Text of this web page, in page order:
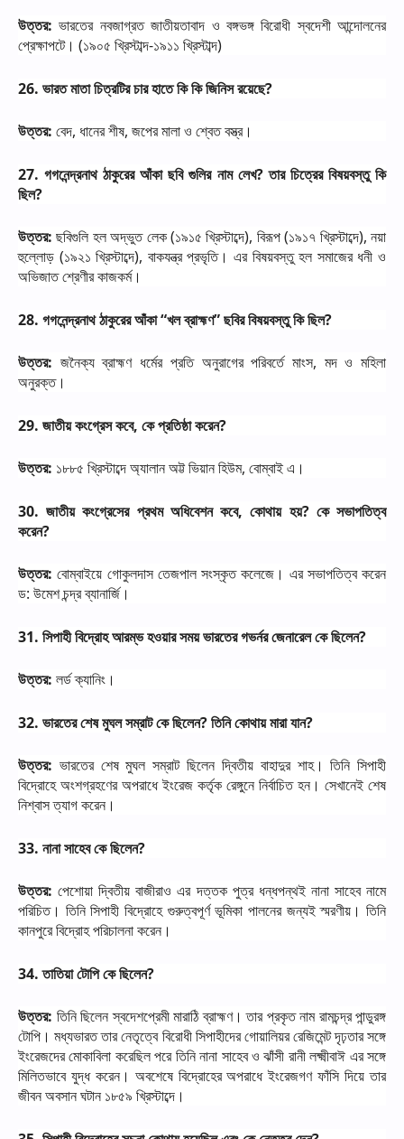
উত্তর: ভারতের নবজাগ্রত জাতীয়তাবাদ ও বঙ্গভঙ্গ বিরোধী স্বদেশী আন্দোলনের
প্রেক্ষাপটে। (১৯০৫ খ্রিস্টাব্দ-১৯১১ খ্রিস্টাব্দ)
26. ভারতমাতাচিত্রটিরচারহাতেকিকিজিনিসরয়েছে?
উত্তর: বেদ, ধানেরশীষ, জপেরমালাও শ্বেতবস্ত্র।
27.গগনেন্দ্রনাথ ঠাকুরের আঁকা ছবি গুলির নাম লেখ?তার চিত্রের বিষয়বস্তু কি
ছিল?
উত্তর: ছবিগুলি হল অদ্ভুত লেক(১৯১৫ খ্রিস্টাব্দে), বিরূপ(১৯১৭ খ্রিস্টাব্দে),নয়া
হুল্লোড় (১৯২১ খ্রিস্টাব্দে), বাকযন্ত্র প্রভৃতি। এর বিষয়বস্তু হল সমাজের ধনী ও
অভিজাতশ্রেণীরকাজকর্ম।
28. গগনেন্দ্রনাথঠাকুরেরআঁকা“খলব্রাহ্মণ”ছবিরবিষয়বস্তুকিছিল?
উত্তর: জনৈক্য ব্রাহ্মণ ধর্মের প্রতি অনুরাগের পরিবর্তে মাংস, মদ ও মহিলা
অনুরক্ত।
29. জাতীয়কংগ্রেসকবে, কেপ্রতিষ্ঠাকরেন?
উত্তর: ১৮৮৫ খ্রিস্টাব্দেঅ্যালানঅট্টভিয়ানহিউম, বোম্বাইএ।
30.জাতীয় কংগ্রেসের প্রথম অধিবেশন কবে,কোথায় হয়? কে সভাপতিত্ব
করেন?
উত্তর: বোম্বাইয়ে গোকুলদাস তেজপাল সংস্কৃত কলেজে। এর সভাপতিত্ব করেন
ড: উমেশচন্দ্রব্যানার্জি।
31. সিপাহীবিদ্রোহআরম্ভহওয়ারসময়ভারতেরগভর্নরজেনারেলকেছিলেন?
উত্তর: লর্ডক্যানিং।
32. ভারতেরশেষমুঘলসম্রাটকেছিলেন?তিনিকোথায়মারাযান?
উত্তর: ভারতের শেষ মুঘল সম্রাট ছিলেন দ্বিতীয় বাহাদুর শাহ। তিনি সিপাহী
বিদ্রোহে অংশগ্রহণের অপরাধে ইংরেজ কর্তৃক রেঙ্গুনে নির্বাচিত হন। সেখানেই শেষ
নিশ্বাসত্যাগকরেন।
33. নানাসাহেবকেছিলেন?
উত্তর: পেশোয়া দ্বিতীয় বাজীরাও এর দত্তক পুত্র ধন্ধপন্থই নানা সাহেব নামে
পরিচিত। তিনি সিপাহী বিদ্রোহে গুরুত্বপূর্ণ ভূমিকা পালনের জন্যই স্মরণীয়। তিনি
কানপুরেবিদ্রোহপরিচালনাকরেন।
34.তাতিয়াটোপিকেছিলেন?
উত্তর: তিনি ছিলেন স্বদেশপ্রেমী মারাঠি ব্রাহ্মণ। তার প্রকৃত নাম রামচন্দ্র পান্ডুরঙ্গ
টোপি। মধ্যভারততারনেতৃত্বে বিরোধী সিপাহীদেরগোয়ালিয়ররেজিমেন্টদৃঢ়তারসঙ্গে
ইংরেজদের মোকাবিলা করেছিল পরে তিনি নানা সাহেব ও ঝাঁসী রানী লক্ষ্মীবাঈ এর সঙ্গে
মিলিতভাবে যুদ্ধ করেন। অবশেষে বিদ্রোহের অপরাধে ইংরেজগণ ফাঁসি দিয়ে তার
জীবনঅবসানঘটান ১৮৫৯ খ্রিস্টাব্দে।